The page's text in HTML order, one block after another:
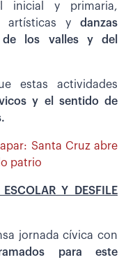
inicial y primaria,
artísticas y danzas
los valles y del
estas actividades
y el sentido de
Santa Cruz abre
patrio
Y DESFILE
jornada cívica con
para este